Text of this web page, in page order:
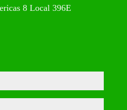
8 Local 396E